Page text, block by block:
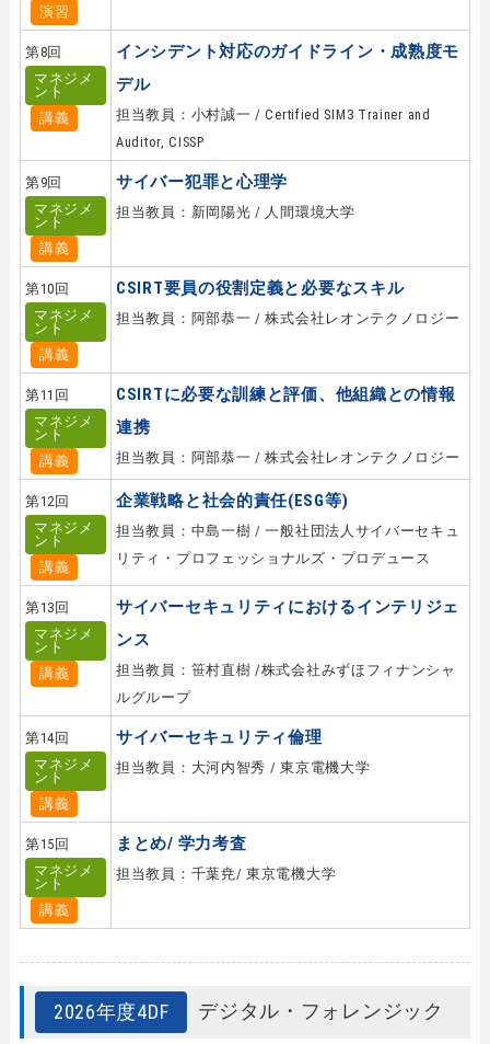
演習
第8回
マネジメ
ント
講義
インシデント対応のガイドライン・成熟度モ
デル
担当教員：小村誠一 / Certified SIM3 Trainer and
Auditor, CISSP
第9回
マネジメ
ント
講義
サイバー犯罪と心理学
担当教員：新岡陽光 / 人間環境大学
第10回
マネジメ
ント
講義
CSIRT要員の役割定義と必要なスキル
担当教員：阿部恭一 / 株式会社レオンテクノロジー
第11回
マネジメ
ント
講義
CSIRTに必要な訓練と評価、他組織との情報
連携
担当教員：阿部恭一 / 株式会社レオンテクノロジー
第12回
マネジメ
ント
講義
企業戦略と社会的責任(ESG等)
担当教員：中島一樹 / 一般社団法人サイバーセキュ
リティ・プロフェッショナルズ・プロデュース
第13回
マネジメ
ント
講義
サイバーセキュリティにおけるインテリジェ
ンス
担当教員：笹村直樹 /株式会社みずほフィナンシャ
ルグループ
第14回
マネジメ
ント
講義
サイバーセキュリティ倫理
担当教員：大河内智秀 / 東京電機大学
第15回
マネジメ
ント
講義
まとめ/ 学力考査
担当教員：千葉尭/ 東京電機大学
2026年度4DF デジタル・フォレンジック